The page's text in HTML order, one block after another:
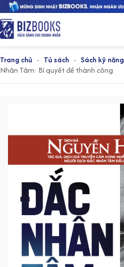
Trang chủ - Tủ sách - Sách kỹ năng
Nhân Tâm: Bí quyết để thành công